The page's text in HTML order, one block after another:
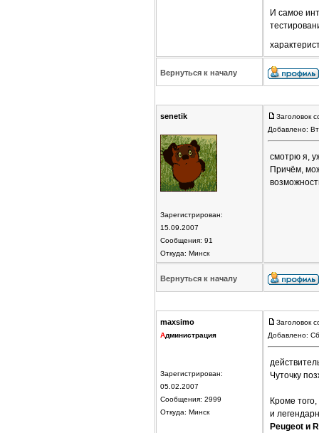
И самое
Вернуться к началу
senetik
Зарегистрирован:
15.09.2007
Сообщения: 91
Откуда: Минск
Заголовок
Добавлено:
смотрю я,
Причём,
Вернуться к началу
maxsimo
Администрация
Зарегистрирован:
05.02.2007
Сообщения: 2999
Откуда: Минск
Заголовок
Добавлено:
Чуточку
Кроме
и
Peugeot и